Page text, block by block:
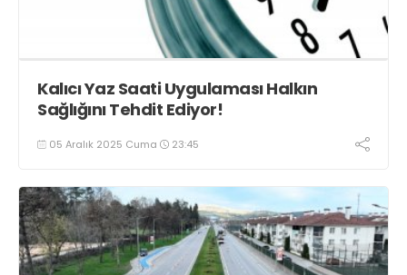
Kalıcı Yaz Saati Uygulaması Halkın
Sağlığını Tehdit Ediyor!
05 Aralık 2025 Cuma 23:45